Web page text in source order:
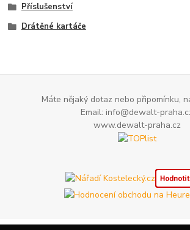
Příslušenství
Drátěné kartáče
Máte nějaký dotaz nebo připomínku,
Email: info@dewalt-
www.dewalt-praha.cz